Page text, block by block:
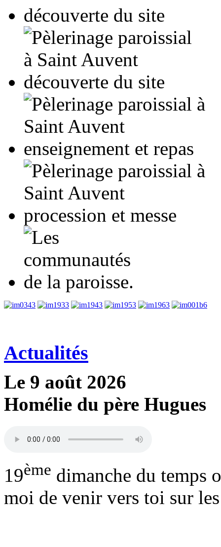
3 3 3 3 3 6
Actualités
Le 9 août 2026
Homélie du père Hugues
19ème dimanche du
moi de venir vers toi sur